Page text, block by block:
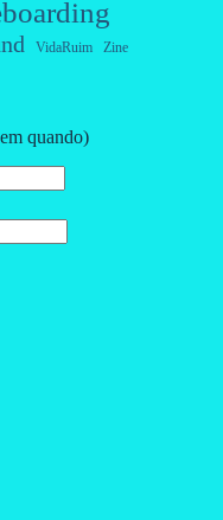
VidaRuim Zine
quando)